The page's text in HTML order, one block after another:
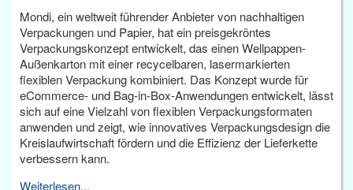
Mondi, ein weltweit führender Anbieter von nachhaltigen
Verpackungen und Papier, hat ein preisgekröntes
Verpackungskonzept entwickelt, das einen Wellpappen-
Außenkarton mit einer recycelbaren, lasermarkierten
flexiblen Verpackung kombiniert. Das Konzept wurde für
eCommerce- und Bag-in-Box-Anwendungen entwickelt, lässt
sich auf eine Vielzahl von flexiblen Verpackungsformaten
anwenden und zeigt, wie innovatives Verpackungsdesign die
Kreislaufwirtschaft fördern und die Effizienz der Lieferkette
verbessern kann.
Weiterlesen...